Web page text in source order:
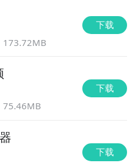
173.72MB
下载
75.46MB
下载
下载